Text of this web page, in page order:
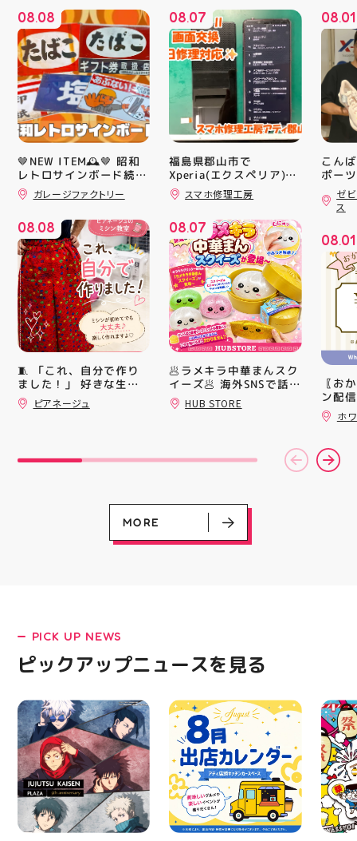
LATEST!
08.08
🤎NEW ITEM🕰️🤎 昭和
レトロサインボード続々
入荷中！ シャレオツで
ナウイ すべてA4サイズ
取り入れやすいですよ！
#昭和レトロ #アティ郡
山 #福島県 #郡山駅前 #
郡山市
ガレージファクトリー
08.08
🧵 「これ、自分で作り
ました！」 好きな生地
を選んで、ミシンで少し
ずつ形にしていく時間
シンを使ってみたいけ
ど、作り方が分からな
い」 そんな初心者さん
バッグ・小物など、 あ
「私にもできるかな？」
という方もお気軽に 作
りたいものについてもご
ジュ 気になる方はDMま
たは店頭でお気軽にお問
い合わせください 写真
を横にスワイプして、完
成までの様子も見てね #
ピアネージュ #ミシン教
室 #ソーイング教室 #ミ
シン初心者 #ハンドメイ
ド 手作り 洋裁 ソーイン
グ 郡山市 郡山 福島県
手作りのある暮らし
ピアネージュ
08.07
福島県郡山市で
Xperia(エクスペリア)の
画面交換も即日修理対応
😊💪
スマホ修理工房
08.07
🥟ラメキラ中華まんスク
イーズ🥟 海外SNSで話題
沸騰中 ラメキラ中華ま
んスクイーズが新登場！
にゅっとクセになる や
みつき触感がたまらな
子が出るかは 開けてか
らのお楽しみ #ラメキラ
中華まん #スクイーズ #
中華まんグッズ #海外ト
HUB STORE
08.01
こん
ポー
ティ
日の
クス
6」の
徴と
反発
搭載
追加
上さ
トレ
ショ
ンと
備え
ウー
をカ
方や
かけ
ゼ
ス
08.01
〖お
ン配
ッパ
￥
ーポ
ース
ホ
MORE
PICK UP NEWS
ピックアップニュースを見る